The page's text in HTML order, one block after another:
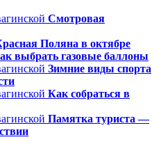
Смотровая
Поляна в октябре
выбрать газовые баллоны
Зимние виды спорта
Как собраться в
Памятка туриста —